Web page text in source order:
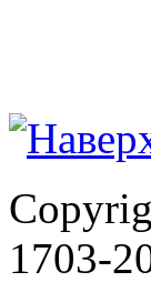
1703-